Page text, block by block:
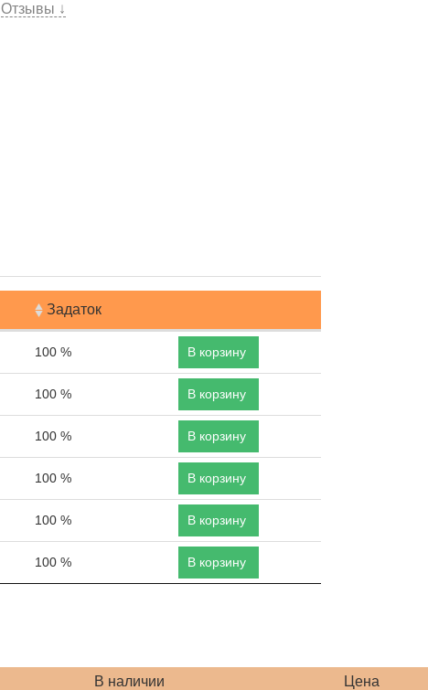
Отзывы ↓
Задаток
100 % В корзину
100 % В корзину
100 % В корзину
100 % В корзину
100 % В корзину
100 % В корзину
В наличии Цена